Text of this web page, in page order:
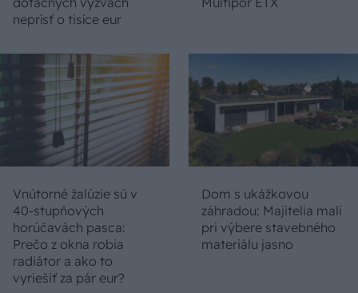
neprísť o tisíce eur
Vnútorné žalúzie sú v
40-stupňových
horúčavách pasca:
Prečo z okna robia
radiátor a ako to
vyriešiť za pár eur?
Dom s ukážkovou
záhradou: Majitelia mali
pri výbere stavebného
materiálu jasno